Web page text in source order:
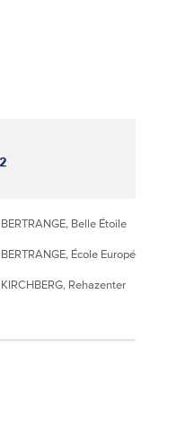
BERTRANGE, Belle Étoile
BERTRANGE, École Européenne II
KIRCHBERG, Rehazenter